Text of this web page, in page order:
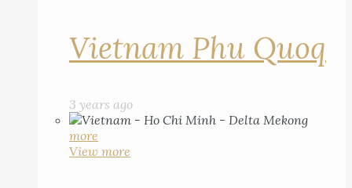
Vietnam Phu Quoq
3 years ago
more
View more